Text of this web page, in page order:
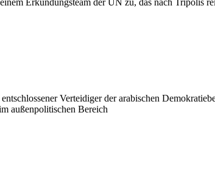
Erkundungsteam der UN zu, das nach Tripolis
Verteidiger der arabischen
außenpolitischen Bereich